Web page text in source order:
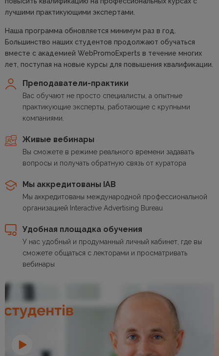
лучшими практикующими экспертами.
Наша программа обновляется минимум раз в год.
Большинство наших студентов продолжают обучаться
вместе с академией WebPromoExperts в течение многих
лет, поступая на новые курсы для повышения квалификации.
Преподаватели-практики
Вас обучают не просто специалисты, а опытные
практикующие эксперты, работающие с крупными
компаниями.
Живые вебинары
Вы сможете в режиме реального времени задавать
вопросы и получать обратную связь от куратора
Мы аккредитованы IAB
Мы аккредитованы международной профессиональной
организацией Interactive Advertising Bureau
Удобная площадка обучения
У нас удобный и продуманный личный кабинет, где вы
сможете общаться с лекторами и просматривать
вебинары